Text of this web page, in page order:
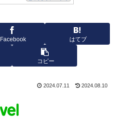
Facebook はてブ
コピー
2024.07.11 2024.08.10